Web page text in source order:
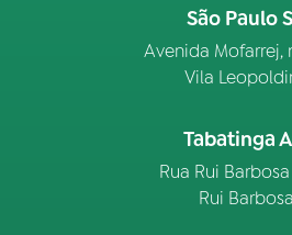
São Paulo
Avenida Mofarrej,
Vila
Tabatinga
Rua Rui
Rui Barbosa